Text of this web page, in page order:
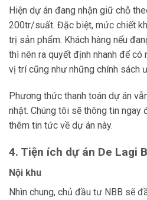
Hiện dự án đang nhận giữ chỗ
200tr/suất. Đặc biệt, mức chiết
trị sản phẩm. Khách hàng nếu
thì nên ra quyết định nhanh để
vị trí cũng như những chính sách
Phương thức thanh toán dự án
nhật. Chúng tôi sẽ thông tin ngay
thêm tin tức về dự án này.
4. Tiện ích dự án De Lagi
Nội khu
Nhìn chung, chủ đầu tư NBB sẽ